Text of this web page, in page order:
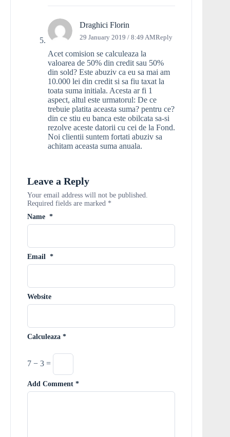
Draghici Florin
29 January 2019 / 8:49 AMReply
Acet comision se calculeaza la
valoarea de 50% din credit sau 50%
din sold? Este abuziv ca eu sa mai am
10.000 lei din credit si sa fiu taxat la
toata suma initiala. Acesta ar fi 1
aspect, altul este urmatorul: De ce
trebuie platita aceasta suma? pentru ce?
din ce stiu eu banca este obilcata sa-si
rezolve aceste datorii cu cei de la Fond.
Noi clientii suntem fortati abuziv sa
achitam aceasta suma anuala.
Leave a Reply
Your email address will not be published.
Required fields are marked *
Name *
Email *
Website
Calculeaza *
7 − 3 =
Add Comment *